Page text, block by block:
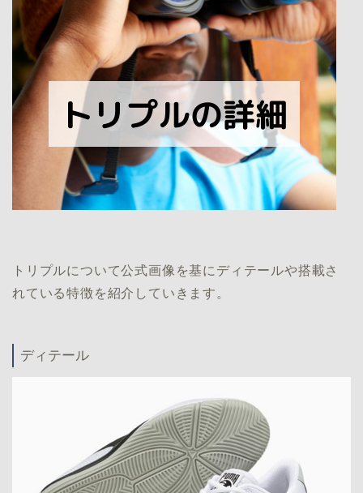
トリプルについて公式画像を基にディテールや搭載さ
れている特徴を紹介していきます。
ディテール